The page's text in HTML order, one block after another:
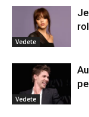
Vedete
Vedete